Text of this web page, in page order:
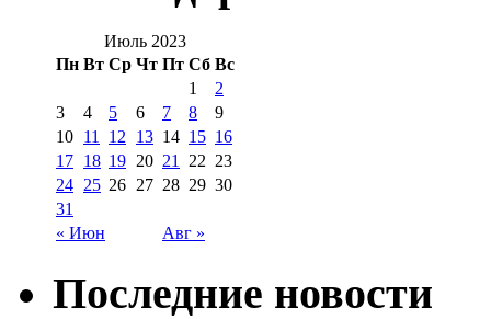
Июль 2023
Пн Вт Ср Чт Пт Сб Вс
« Июн Авг »
1
2
3
4 5 6 7 8
9
10 11 12 13 14 15 16
17 18 19 20 21 22 23
24 25 26 27 28 29 30
31
Последние новости